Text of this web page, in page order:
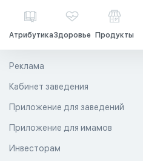
АтрибутикаЗдоровье Продукты
Реклама
Кабинет заведения
Приложение для заведений
Приложение для имамов
Инвесторам